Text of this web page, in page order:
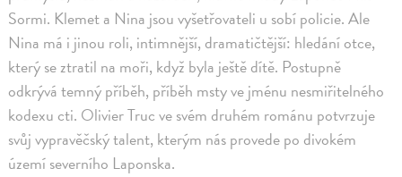
Sormi. Klemet a Nina jsou vyšetřovateli u sobí policie. Ale
Nina má i jinou roli, intimnější, dramatičtější: hledání otce,
který se ztratil na moři, když byla ještě dítě. Postupně
odkrývá temný příběh, příběh msty ve jménu nesmiřitelného
kodexu cti. Olivier Truc ve svém druhém románu potvrzuje
svůj vypravěčský talent, kterým nás provede po divokém
území severního Laponska.